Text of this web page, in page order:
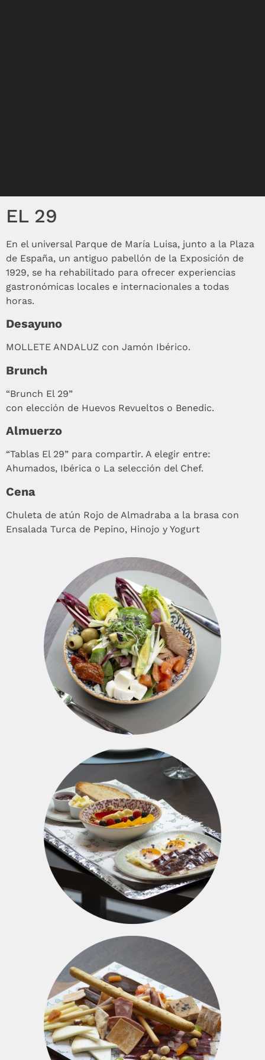
EL 29
En el universal Parque de María Luisa, junto a la Plaza
de España, un antiguo pabellón de la Exposición de
1929, se ha rehabilitado para ofrecer experiencias
gastronómicas locales e internacionales a todas
horas.
Desayuno
MOLLETE ANDALUZ con Jamón Ibérico.
Brunch
“Brunch El 29”
con elección de Huevos Revueltos o Benedic.
Almuerzo
“Tablas El 29” para compartir. A elegir entre:
Ahumados, Ibérica o La selección del Chef.
Cena
Chuleta de atún Rojo de Almadraba a la brasa con
Ensalada Turca de Pepino, Hinojo y Yogurt